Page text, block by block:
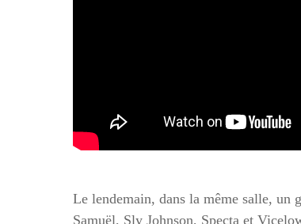
Le lendemain, dans la même salle, un
Samuël, Sly Johnson, Specta et